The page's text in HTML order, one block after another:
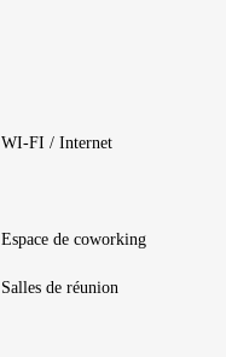
WI-FI / Internet
Espace de coworking
Salles de réunion